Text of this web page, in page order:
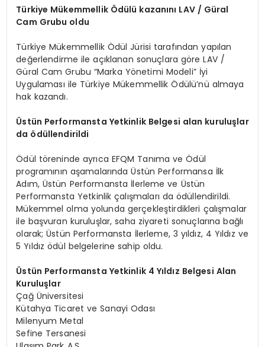
Türkiye Mükemmellik Ödülü kazanını LAV / Güral
Cam Grubu oldu
Türkiye Mükemmellik Ödül Jürisi tarafından yapılan
değerlendirme ile açıklanan sonuçlara göre LAV /
Güral Cam Grubu “Marka Yönetimi Modeli” İyi
Uygulaması ile Türkiye Mükemmellik Ödülü’nü almaya
hak kazandı.
Üstün Performansta Yetkinlik Belgesi alan kuruluşlar
da ödüllendirildi
Ödül töreninde ayrıca EFQM Tanıma ve Ödül
programının aşamalarında Üstün Performansa İlk
Adım, Üstün Performansta İlerleme ve Üstün
Performansta Yetkinlik çalışmaları da ödüllendirildi.
Mükemmel olma yolunda gerçekleştirdikleri çalışmalar
ile başvuran kuruluşlar, saha ziyareti sonuçlarına bağlı
olarak; Üstün Performansta İlerleme, 3 yıldız, 4 Yıldız ve
5 Yıldız ödül belgelerine sahip oldu.
Üstün Performansta Yetkinlik 4 Yıldız Belgesi Alan
Kuruluşlar
Çağ Üniversitesi
Kütahya Ticaret ve Sanayi Odası
Milenyum Metal
Sefine Tersanesi